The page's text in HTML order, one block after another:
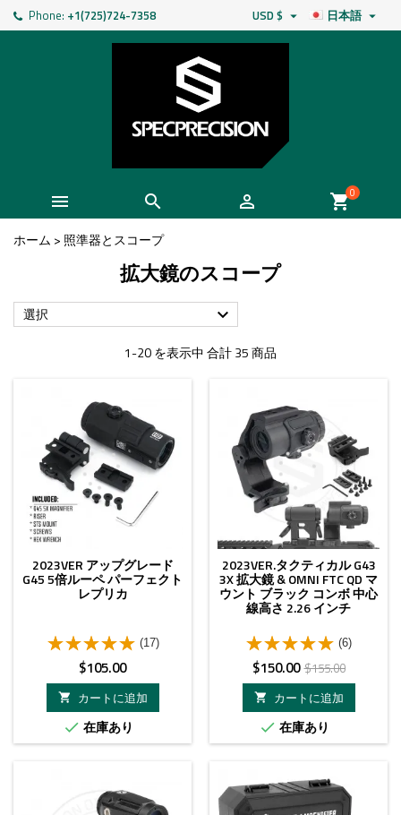
Phone: +1(725)724-7358 日本語 
USD $ 
   shopping_cart0
ホーム > 照準器とスコープ
拡大鏡のスコープ
選択 
1-20 を表示中 合計 35 商品
2023VER アップグレード
G45 5倍ルーペ パーフェクト
レプリカ
(17)
価
格
$105.00

カートに追加
 在庫あり
2023VER.タクティカル G43
3X 拡大鏡 & OMNI FTC QD マ
ウント ブラック コンボ 中心
線高さ 2.26 インチ
(6)
価
格
$150.00ベ
ー
ス
価
$155.00

カートに追加
 在庫あり